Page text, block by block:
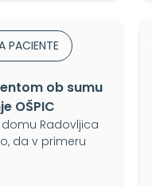
PACIENTE
ob sumu
OŠPIC
Radovljica
da v primeru